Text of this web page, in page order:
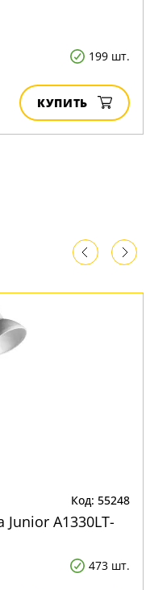
199 шт.
КУПИТЬ
Код: 55248
A1330LT-
473 шт.